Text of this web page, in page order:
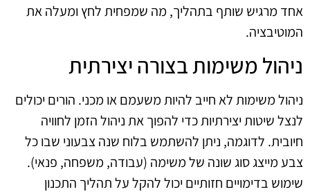
אחד מרגיש שותף בתהליך, מה שמפחית לחץ ומעלה את
המוטיבציה.
ניהול משימות בצורה יצירתית
ניהול משימות לא חייב להיות משעמם או מכני. הורים יכולים
לנצל שיטות יצירתיות כדי להפוך את ניהול הזמן לחוויה
חיובית. לדוגמה, ניתן להשתמש בלוח שנה צבעוני שבו כל
צבע מייצג סוג שונה של משימה (עבודה, משפחה, פנאי).
שימוש בדימויים חזותיים יכול להקל על תהליך התכנון